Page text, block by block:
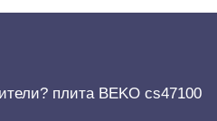
плита BEKO cs47100